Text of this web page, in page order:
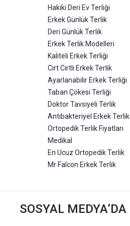
Hakiki Deri Ev Terliği
Erkek Günlük Terlik
Deri Günlük Terlik
Erkek Terlik Modelleri
Kaliteli Erkek Terliği
Cırt Cırtlı Erkek Terlik
Ayarlanabilir Erkek Terliği
Taban Çökesi Terliği
Doktor Tavsiyeli Terlik
Antibakteriyel Erkek Terlik
Ortopedik Terlik Fiyatları
Medikal
En Ucuz Ortopedik Terlik
Mr Falcon Erkek Terlik
SOSYAL MEDYA’DA